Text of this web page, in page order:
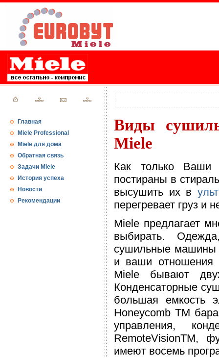
Главная
Miele Professional
Miele для дома
Обратная связь
Задачи Miele
История успеха
Новости
Рекомендации
Виды
Miele
Как только Ваши
постираны в
высушить их в
перегревает груз и
Miele предлагает
выбирать.
сушильные машины
и ваши отношения
Miele бывают
Конденсаторные
большая емкость
Honeycomb TM
управления,
RemoteVisionTM,
имеют восемь